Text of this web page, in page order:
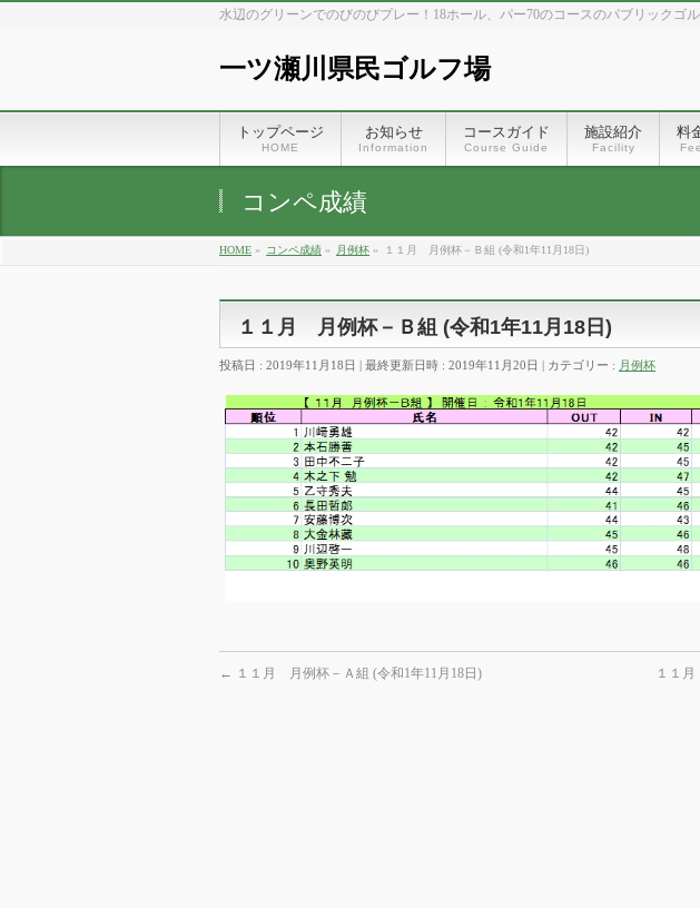
水辺のグリーンでのびのびプレー！18ホール、パー70のコースのパブリックゴ
一ツ瀬川県民ゴルフ場
トップページ
HOME
お知らせ
Information
コースガイド
Course Guide
施設紹介
Facility
料
Fee
コンペ成績
HOME » コンペ成績 » 月例杯 » １１月 月例杯－Ｂ組 (令和1年11月18日)
１１月 月例杯－Ｂ組 (令和1年11月18日)
投稿日 : 2019年11月18日 最終更新日時 : 2019年11月20日 カテゴリー : 月例杯
← １１月 月例杯－Ａ組 (令和1年11月18日) １１